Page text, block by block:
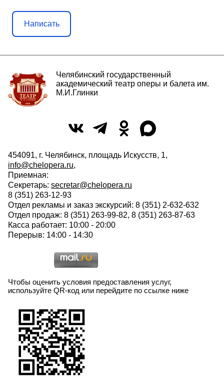
Написать
Челябинский государственный
академический театр оперы и балета им.
М.И.Глинки
454091, г. Челябинск, площадь Искусств, 1,
info@chelopera.ru,
Приемная:
Секретарь: secretar@chelopera.ru
8 (351) 263-12-93
Отдел рекламы и заказ экскурсий: 8 (351) 2-632-632
Отдел продаж: 8 (351) 263-99-82, 8 (351) 263-87-63
Касса работает: 10:00 - 20:00
Перерыв: 14:00 - 14:30
Чтобы оценить условия предоставления услуг,
используйте QR-код или перейдите по ссылке ниже